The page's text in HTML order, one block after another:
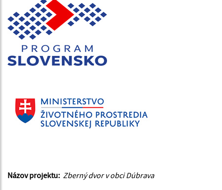
Názov projektu: Zberný dvor v obci Dúbrava